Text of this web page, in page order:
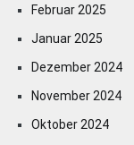
Februar 2025
Januar 2025
Dezember 2024
November 2024
Oktober 2024